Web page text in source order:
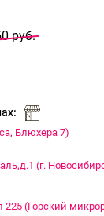
руб.
Блюхера 7)
(г.
225 (Горский